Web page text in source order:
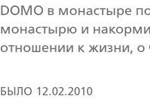
DOMO в монастыре
монастырю и
отношении к жизни,
БЫЛО 12.02.2010